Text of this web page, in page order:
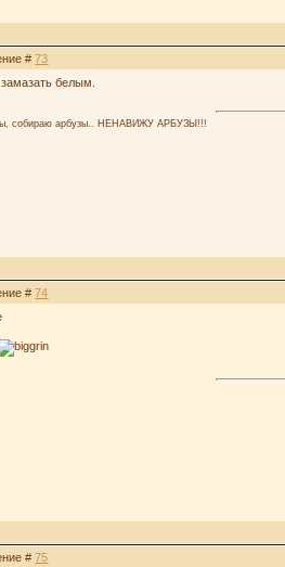
#73
белым.
собираю арбузы.. НЕНАВИЖУ АРБУЗЫ!!!
#74
#75